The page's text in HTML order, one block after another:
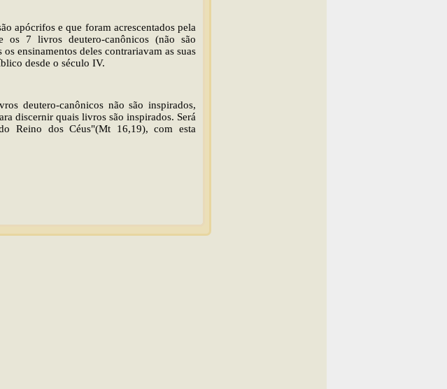
apócrifos e que foram acrescentados pela
7 livros deutero-canônicos (não são
ensinamentos deles contrariavam as suas
desde o século IV.
deutero-canônicos não são inspirados,
discernir quais livros são inspirados. Será
Reino dos Céus"(Mt 16,19), com esta